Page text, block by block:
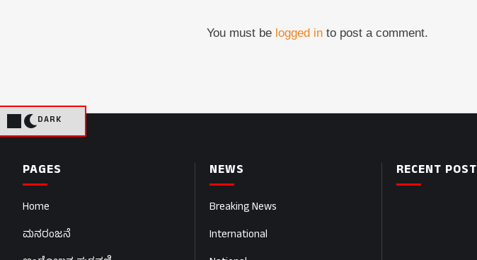
DARK
You must be logged in to post a comment.
PAGES
Home
ಮನರಂಜನೆ
NEWS
Breaking News
International
RECENT POST